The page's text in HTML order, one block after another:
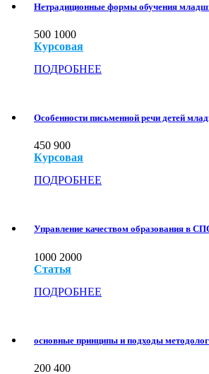
Нетрадиционные формы обучения
500 1000
Курсовая
ПОДРОБНЕЕ
Особенности письменной речи детей
450 900
Курсовая
ПОДРОБНЕЕ
Управление качеством образования в
1000 2000
Статья
ПОДРОБНЕЕ
основные принципы и подходы
200 400